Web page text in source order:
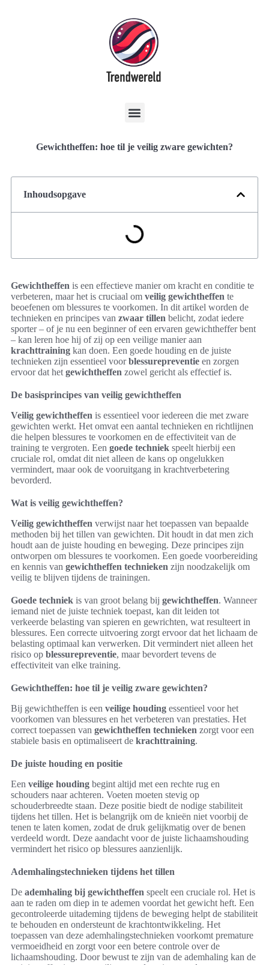
Gewichtheffen: hoe til je veilig zware gewichten?
Inhoudsopgave
Gewichtheffen is een effectieve manier om kracht en conditie te
verbeteren, maar het is cruciaal om veilig gewichtheffen te
beoefenen om blessures te voorkomen. In dit artikel worden de
technieken en principes van zwaar tillen belicht, zodat iedere
sporter – of je nu een beginner of een ervaren gewichtheffer bent
– kan leren hoe hij of zij op een veilige manier aan
krachttraining kan doen. Een goede houding en de juiste
technieken zijn essentieel voorblessurepreventie en zorgen
ervoor dat het gewichtheffen zowel gericht als effectief is.
De basisprincipes van veilig gewichtheffen
Veilig gewichtheffen is essentieel voor iedereen die met zware
gewichten werkt. Het omvat een aantal technieken en richtlijnen
die helpen blessures te voorkomen en de effectiviteit van de
training te vergroten. Een goede techniek speelt hierbij een
cruciale rol, omdat dit niet alleen de kans op ongelukken
vermindert, maar ook de vooruitgang in krachtverbetering
bevorderd.
Wat is veilig gewichtheffen?
Veilig gewichtheffen verwijst naar het toepassen van bepaalde
methoden bij het tillen van gewichten. Dit houdt in dat men zich
houdt aan de juiste houding en beweging. Deze principes zijn
ontworpen om blessures te voorkomen. Een goede voorbereiding
en kennis van gewichtheffen technieken zijn noodzakelijk om
veilig te blijven tijdens de trainingen.
Goede techniek is van groot belang bij gewichtheffen. Wanneer
iemand niet de juiste techniek toepast, kan dit leiden tot
verkeerde belasting van spieren en gewrichten, wat resulteert in
blessures. Een correcte uitvoering zorgt ervoor dat het lichaam de
belasting optimaal kan verwerken. Dit vermindert niet alleen het
risico op blessurepreventie, maar bevordert tevens de
effectiviteit van elke training.
Gewichtheffen: hoe til je veilig zware gewichten?
Bij gewichtheffen is een veilige houding essentieel voor het
voorkomen van blessures en het verbeteren van prestaties. Het
correct toepassen van gewichtheffen technieken zorgt voor een
stabiele basis en optimaliseert de krachttraining.
De juiste houding en positie
Een veilige houding begint altijd met een rechte rug en
schouders naar achteren. Voeten moeten stevig op
schouderbreedte staan. Deze positie biedt de nodige stabiliteit
tijdens het tillen. Het is belangrijk om de knieën niet voorbij de
tenen te laten komen, zodat de druk gelijkmatig over de benen
verdeeld wordt. Deze aandacht voor de juiste lichaamshouding
vermindert het risico op blessures aanzienlijk.
Ademhalingstechnieken tijdens het tillen
De ademhaling bij gewichtheffen speelt een cruciale rol. Het is
aan te raden om diep in te ademen voordat het gewicht heft. Een
gecontroleerde uitademing tijdens de beweging helpt de stabiliteit
te behouden en ondersteunt de krachtontwikkeling. Het
toepassen van deze ademhalingstechnieken voorkomt premature
vermoeidheid en zorgt voor een betere controle over de
lichaamshouding. Door bewust te zijn van de ademhaling kan de